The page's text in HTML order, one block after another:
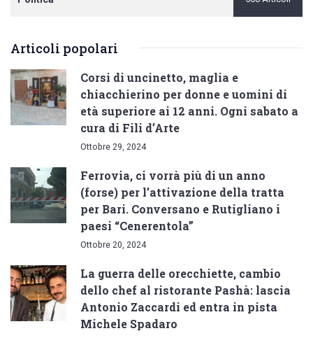
Articoli popolari
Corsi di uncinetto, maglia e
chiacchierino per donne e uomini di
età superiore ai 12 anni. Ogni sabato a
cura di Fili d’Arte
Ottobre 29, 2024
Ferrovia, ci vorrà più di un anno
(forse) per l’attivazione della tratta
per Bari. Conversano e Rutigliano i
paesi “Cenerentola”
Ottobre 20, 2024
La guerra delle orecchiette, cambio
dello chef al ristorante Pashà: lascia
Antonio Zaccardi ed entra in pista
Michele Spadaro